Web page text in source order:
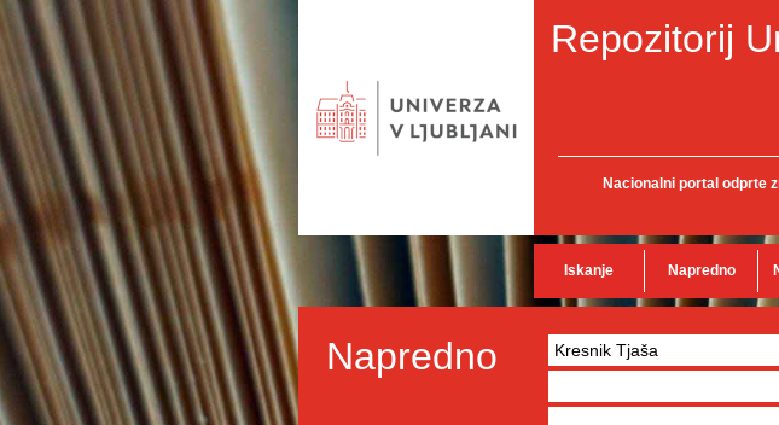
Repozitorij
Nacionalni portal odprte
Iskanje Napredno
Napredno